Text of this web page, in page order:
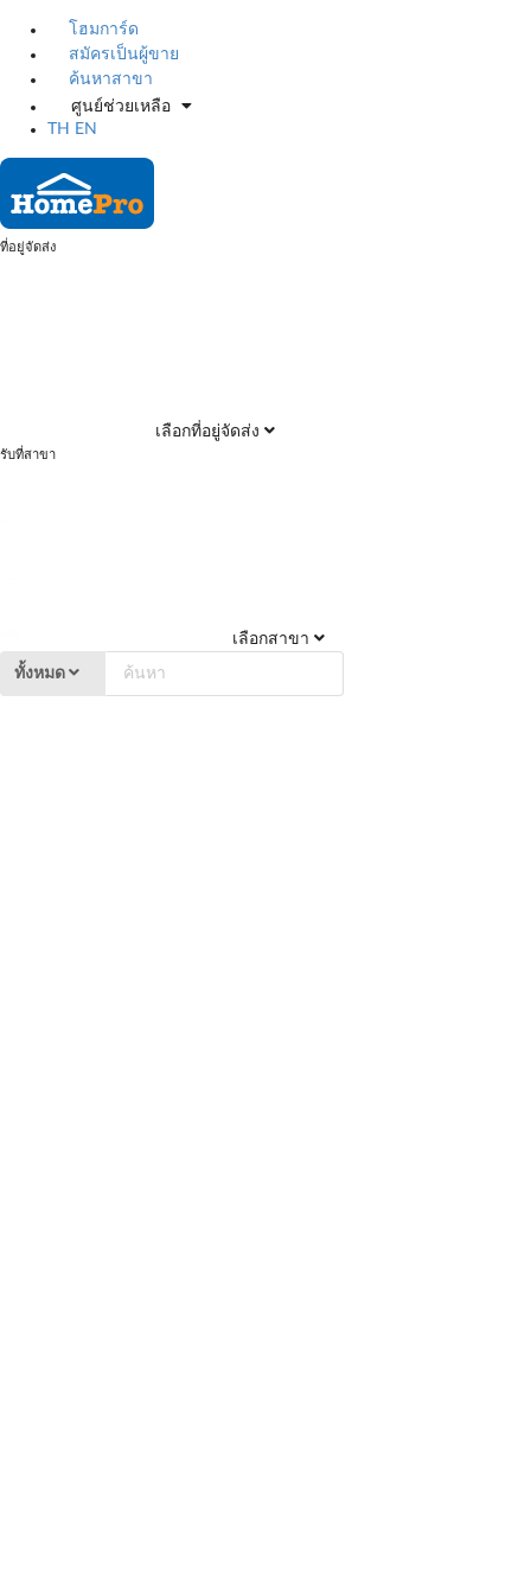
โฮมการ์ด
สมัครเป็นผู้ขาย
ค้นหาสาขา
ศูนย์ช่วยเหลือ
TH
EN
ที่อยู่จัดส่ง
เลือกที่อยู่จัดส่ง
รับที่สาขา
เลือกสาขา
ทั้งหมด